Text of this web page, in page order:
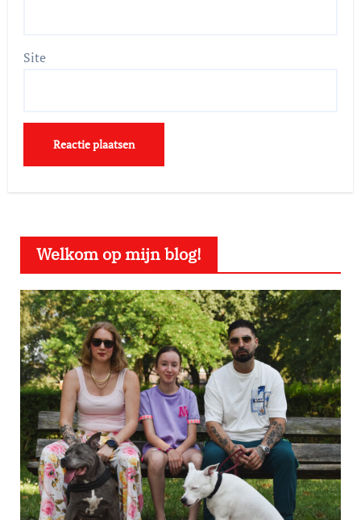
Site
Welkom op mijn blog!